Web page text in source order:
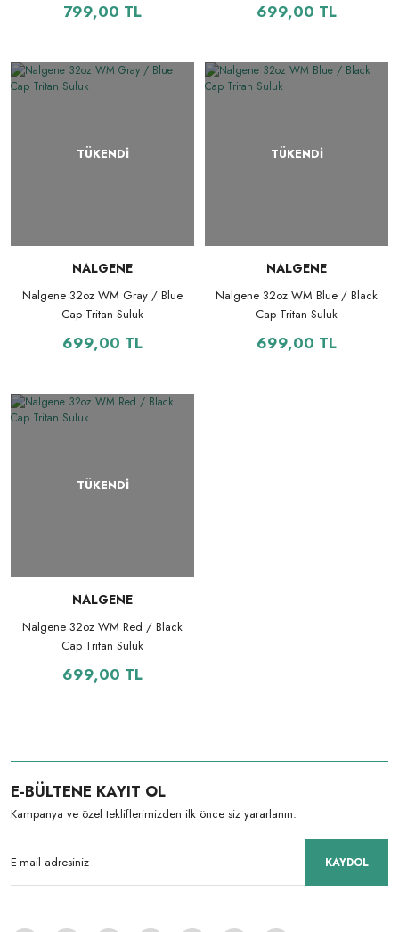
799,00 TL 699,00 TL
TÜKENDİ
NALGENE
Nalgene 32oz WM Gray / Blue
Cap Tritan Suluk
699,00 TL
TÜKENDİ
NALGENE
Nalgene 32oz WM Blue / Black
Cap Tritan Suluk
699,00 TL
TÜKENDİ
NALGENE
Nalgene 32oz WM Red / Black
Cap Tritan Suluk
699,00 TL
E-BÜLTENE KAYIT OL
Kampanya ve özel tekliflerimizden ilk önce siz yararlanın.
KAYDOL